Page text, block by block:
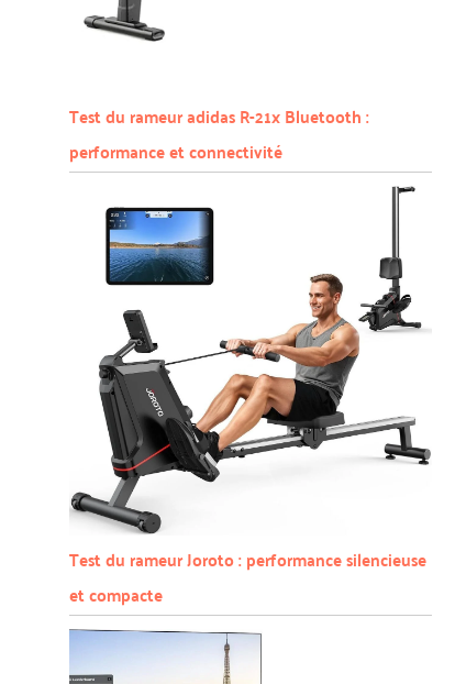
Test du rameur adidas R-21x Bluetooth :
performance et connectivité
Test du rameur Joroto : performance silencieuse
et compacte